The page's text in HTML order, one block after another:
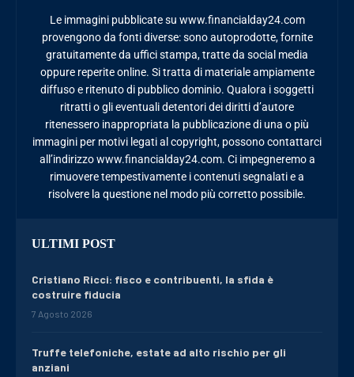
Le immagini pubblicate su www.financialday24.com
provengono da fonti diverse: sono autoprodotte, fornite
gratuitamente da uffici stampa, tratte da social media
oppure reperite online. Si tratta di materiale ampiamente
diffuso e ritenuto di pubblico dominio. Qualora i soggetti
ritratti o gli eventuali detentori dei diritti d’autore
ritenessero inappropriata la pubblicazione di una o più
immagini per motivi legati al copyright, possono contattarci
all’indirizzo www.financialday24.com. Ci impegneremo a
rimuovere tempestivamente i contenuti segnalati e a
risolvere la questione nel modo più corretto possibile.
ULTIMI POST
Cristiano Ricci: fisco e contribuenti, la sfida è
costruire fiducia
7 Agosto 2026
Truffe telefoniche, estate ad alto rischio per gli
anziani